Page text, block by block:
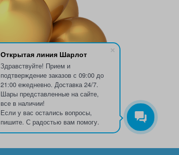
Открытая линия Шарлот
Здравствуйте! Прием и
подтверждение заказов с 09:00 до
21:00 ежедневно. Доставка 24/7.
Шары представленные на сайте,
все в наличии!
Если у вас остались вопросы,
пишите. С радостью вам помогу.